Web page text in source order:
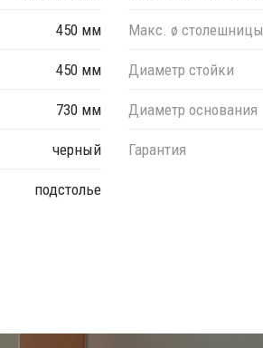
450 мм
450 мм
730 мм
черный
подстолье
Макс. ø столешницы
Диаметр стойки
Диаметр основания
Гарантия